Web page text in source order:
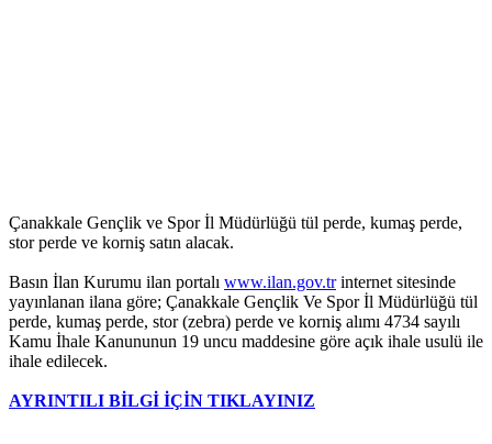
Çanakkale Gençlik ve Spor İl Müdürlüğü tül perde, kumaş perde,
stor perde ve korniş satın alacak.
Basın İlan Kurumu ilan portalı www.ilan.gov.trinternet sitesinde
yayınlanan ilana göre; Çanakkale Gençlik Ve Spor İl Müdürlüğü tül
perde, kumaş perde, stor (zebra) perde ve korniş alımı 4734 sayılı
Kamu İhale Kanununun 19 uncu maddesine göre açık ihale usulü ile
ihale edilecek.
AYRINTILI BİLGİ İÇİN TIKLAYINIZ